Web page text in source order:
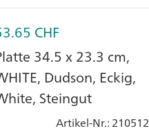
CHF
34.5 x 23.3 cm,
Dudson, Eckig,
Steingut
Artikel-Nr.: 210512